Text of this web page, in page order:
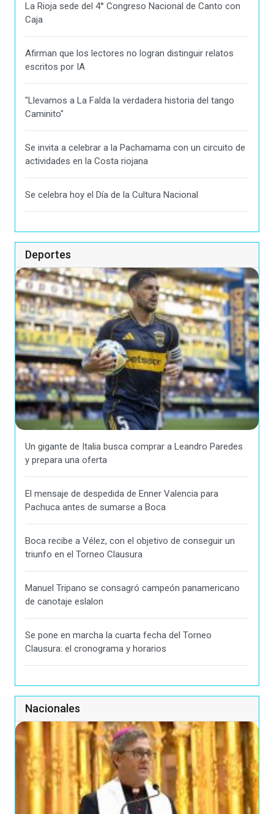
La Rioja sede del 4° Congreso Nacional de Canto con
Caja
Afirman que los lectores no logran distinguir relatos
escritos por IA
"Llevamos a La Falda la verdadera historia del tango
Caminito"
Se invita a celebrar a la Pachamama con un circuito de
actividades en la Costa riojana
Se celebra hoy el Día de la Cultura Nacional
Deportes
Un gigante de Italia busca comprar a Leandro Paredes
y prepara una oferta
El mensaje de despedida de Enner Valencia para
Pachuca antes de sumarse a Boca
Boca recibe a Vélez, con el objetivo de conseguir un
triunfo en el Torneo Clausura
Manuel Tripano se consagró campeón panamericano
de canotaje eslalon
Se pone en marcha la cuarta fecha del Torneo
Clausura: el cronograma y horarios
Nacionales